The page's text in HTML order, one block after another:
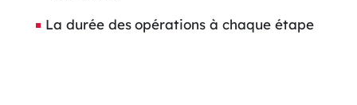
La durée des opérations à chaque étape